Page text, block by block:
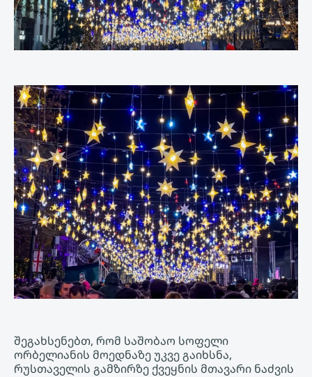
შეგახსენებთ, რომ საშობაო სოფელი
ორბელიანის მოედნაზე უკვე გაიხსნა,
რუსთაველის გამზირზე ქვეყნის მთავარი ნაძვის